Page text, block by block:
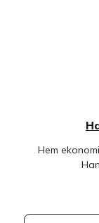
Hem